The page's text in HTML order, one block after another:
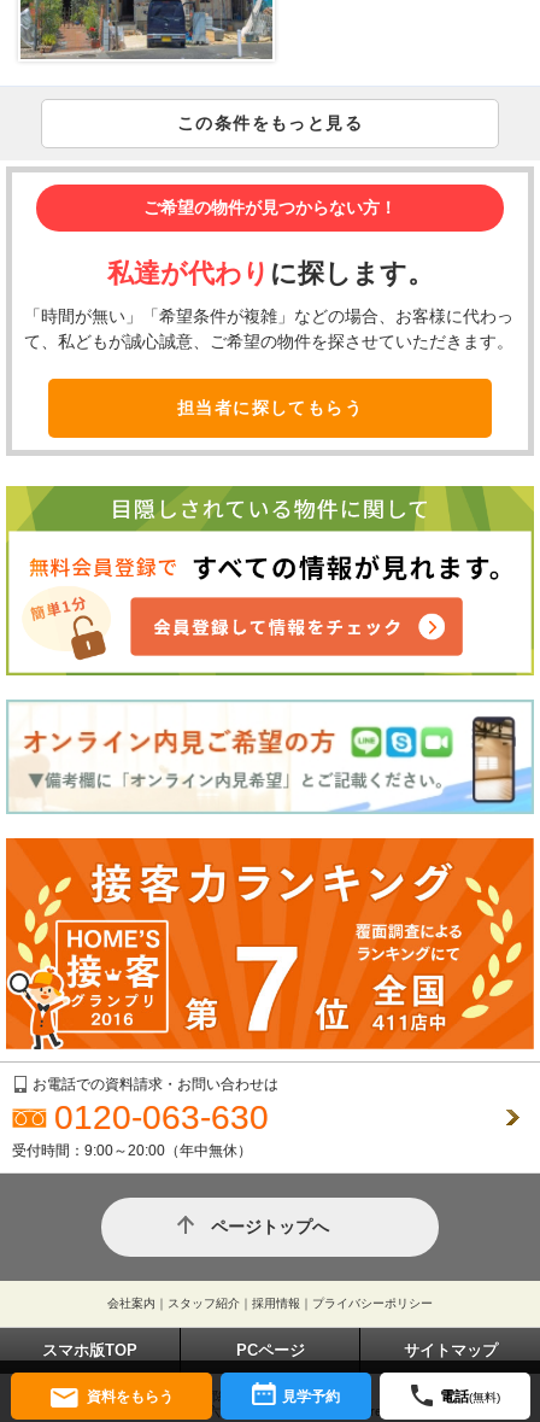
資料をもらう 見学予約 電話(無料)
この条件をもっと見る
ご希望の物件が見つからない方！
私達が代わり に探します。
「時間が無い」「希望条件が複雑」などの場合、お客様に代わっ
て、私どもが誠心誠意、ご希望の物件を探させていただきます。
担当者に探してもらう
お電話での資料請求・お問い合わせは
0120-063-630
受付時間：9:00～20:00（年中無休）
ページトップへ
会社案内 スタッフ紹介 採用情報 プライバシーポリシー
スマホ版TOP PCページ サイトマップ
東京都練馬区大泉学園町1-29-7
Copyrights © 兼六不動産株式会社 All rights reserved.